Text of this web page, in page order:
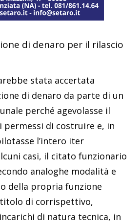
di denaro per il rilascio
stata accertata
di denaro da parte di un
perché agevolasse il
permessi di costruire e, in
l’intero iter
casi, il citato funzionario
analoghe modalità e
della propria funzione
titolo di corrispettivo,
di natura tecnica, in